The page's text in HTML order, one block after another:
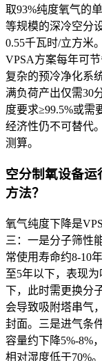
取93%纯度氧气的
等规模的深冷空分
0.55千瓦时/立方米
VPSA方案每年可
复杂的预冷净化系
满负荷产出仅需30
度要求≥99.5%或需
经济性仍不可替代
测算。
空分制氧设备
方法？
氧气纯度下降是
三：一是分子筛性
常使用寿命约8-10
至5年以下，表现
下，此时需更换分
会导致吸附塔串气
封面。三是进气条
容量约下降5%-8%
相对湿度低于70%